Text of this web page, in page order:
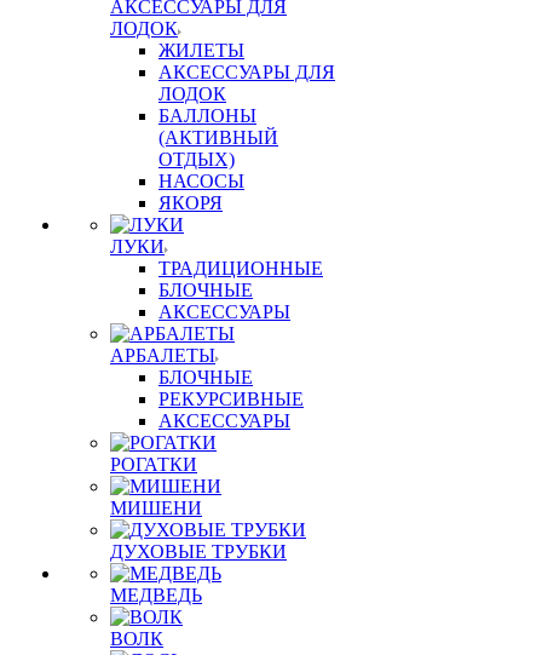
АКСЕССУАРЫ ДЛЯ
ЛОДОК
ЖИЛЕТЫ
АКСЕССУАРЫ ДЛЯ
ЛОДОК
БАЛЛОНЫ
(АКТИВНЫЙ
ОТДЫХ)
НАСОСЫ
ЯКОРЯ
ЛУКИ
ТРАДИЦИОННЫЕ
БЛОЧНЫЕ
АКСЕССУАРЫ
АРБАЛЕТЫ
БЛОЧНЫЕ
РЕКУРСИВНЫЕ
АКСЕССУАРЫ
РОГАТКИ
МИШЕНИ
ДУХОВЫЕ ТРУБКИ
МЕДВЕДЬ
ВОЛК